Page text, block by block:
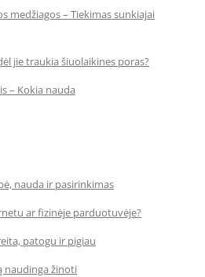
medžiagos – Tiekimas sunkiajai
jie traukia šiuolaikines poras?
– Kokia nauda
nauda ir pasirinkimas
ar fizinėje parduotuvėje?
patogu ir pigiau
naudinga žinoti